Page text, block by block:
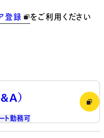
登録 をご利用ください
）
ト勤務可